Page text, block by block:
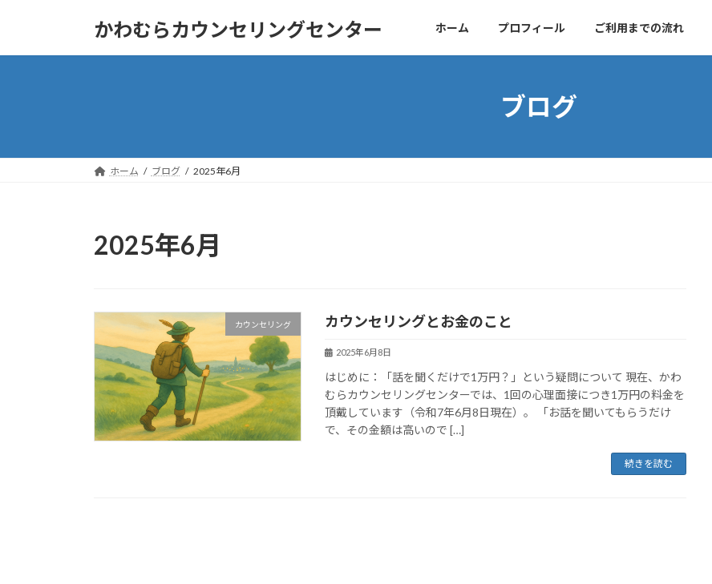
ッ
移
かわむらカウンセリングセンター ホーム プロフィール ご利用までの流れ
ブログ
ホーム ブログ 2025年6月
2025年6月
カウンセリング カウンセリングとお金のこと
2025年6月8日
はじめに：「話を聞くだけで1万円？」という疑問について 現在、かわ
むらカウンセリングセンターでは、1回の心理面接につき1万円の料金を
頂戴しています（令和7年6月8日現在）。 「お話を聞いてもらうだけ
で、その金額は高いので […]
続きを読む